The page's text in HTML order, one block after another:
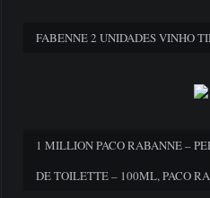
FABENNE 2 UNIDADES VINHO
1 MILLION PACO RABANNE –
DE TOILETTE – 100ML, PACO